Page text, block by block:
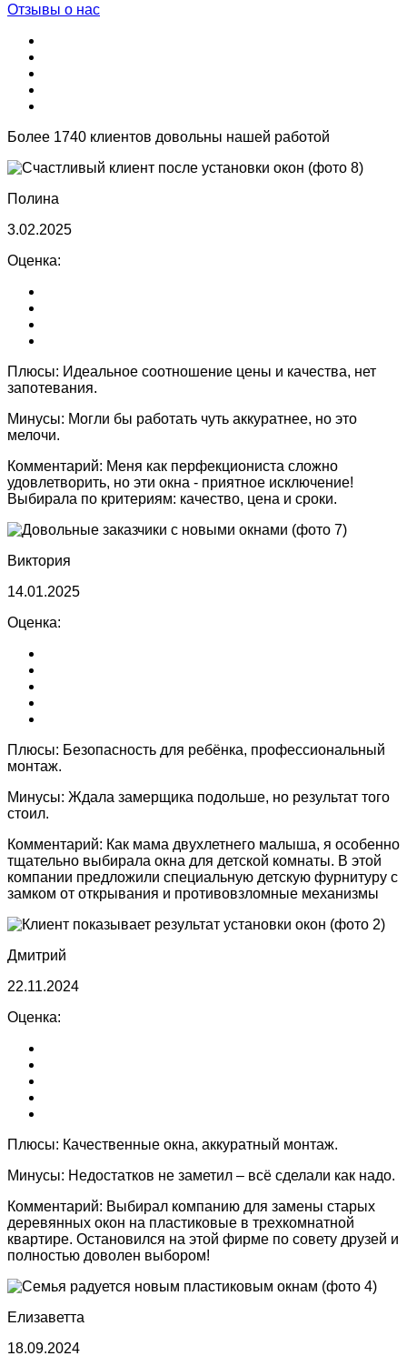
Отзывы о нас
Более 1740 клиентов довольны нашей работой
Полина
3.02.2025
Оценка:
Плюсы: Идеальное соотношение цены и качества, нет
запотевания.
Минусы: Могли бы работать чуть аккуратнее, но это
мелочи.
Комментарий: Меня как перфекциониста сложно
удовлетворить, но эти окна - приятное исключение!
Выбирала по критериям: качество, цена и сроки.
Виктория
14.01.2025
Оценка:
Плюсы: Безопасность для ребёнка, профессиональный
монтаж.
Минусы: Ждала замерщика подольше, но результат того
стоил.
Комментарий: Как мама двухлетнего малыша, я особенно
тщательно выбирала окна для детской комнаты. В этой
компании предложили специальную детскую фурнитуру с
замком от открывания и противовзломные механизмы
Дмитрий
22.11.2024
Оценка:
Плюсы: Качественные окна, аккуратный монтаж.
Минусы: Недостатков не заметил – всё сделали как надо.
Комментарий: Выбирал компанию для замены старых
деревянных окон на пластиковые в трехкомнатной
квартире. Остановился на этой фирме по совету друзей и
полностью доволен выбором!
Елизаветта
18.09.2024